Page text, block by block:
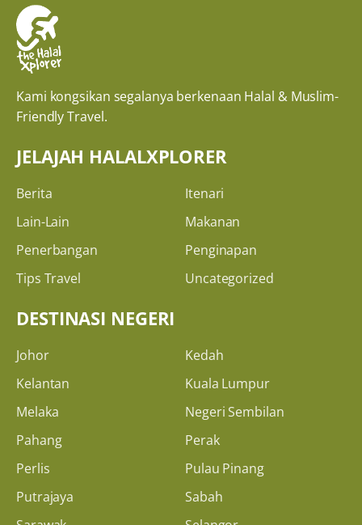
Kami kongsikan segalanya berkenaan Halal & Muslim-
Friendly Travel.
JELAJAH HALALXPLORER
Berita
Itenari
Lain-Lain
Makanan
Penerbangan
Penginapan
Tips Travel
Uncategorized
DESTINASI NEGERI
Johor
Kedah
Kelantan
Kuala Lumpur
Melaka
Negeri Sembilan
Pahang
Perak
Perlis
Pulau Pinang
Putrajaya
Sabah